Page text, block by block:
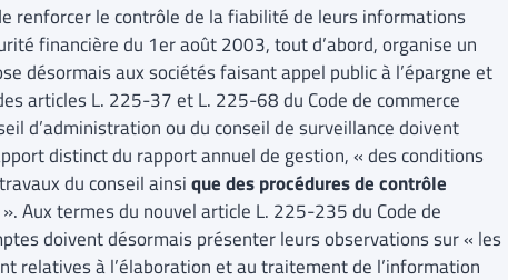
renforcer le contrôle de la fiabilité de leurs informations
financière du 1er août 2003, tout d’abord, organise un
désormais aux sociétés faisant appel public à l’épargne et
articles L. 225-37 et L. 225-68 du Code de commerce
d’administration ou du conseil de surveillance doivent
distinct du rapport annuel de gestion, « des conditions
du conseil ainsique des procédures de contrôle
». Aux termes du nouvel article L. 225-235 du Code de
doivent désormais présenter leurs observations sur « les
relatives à l’élaboration et au traitement de l’information